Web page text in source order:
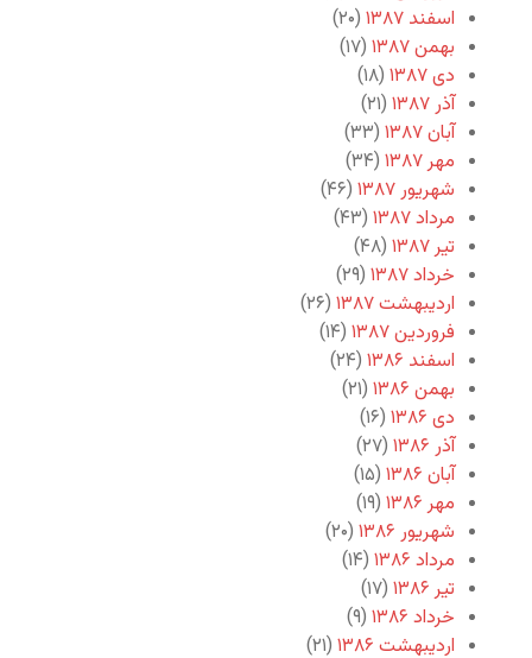
اسفند ۱۳۸۷
(۲۰)
بهمن ۱۳۸۷
(۱۷)
دی ۱۳۸۷
(۱۸)
آذر ۱۳۸۷
(۲۱)
آبان ۱۳۸۷
(۳۳)
مهر ۱۳۸۷
(۳۴)
شهریور ۱۳۸۷
(۴۶)
مرداد ۱۳۸۷
(۴۳)
تیر ۱۳۸۷
(۴۸)
خرداد ۱۳۸۷
(۲۹)
اردیبهشت ۱۳۸۷
(۲۶)
فروردین ۱۳۸۷
(۱۴)
اسفند ۱۳۸۶
(۲۴)
بهمن ۱۳۸۶
(۲۱)
دی ۱۳۸۶
(۱۶)
آذر ۱۳۸۶
(۲۷)
آبان ۱۳۸۶
(۱۵)
مهر ۱۳۸۶
(۱۹)
شهریور ۱۳۸۶
(۲۰)
مرداد ۱۳۸۶
(۱۴)
تیر ۱۳۸۶
(۱۷)
خرداد ۱۳۸۶
(۹)
اردیبهشت ۱۳۸۶
(۲۱)